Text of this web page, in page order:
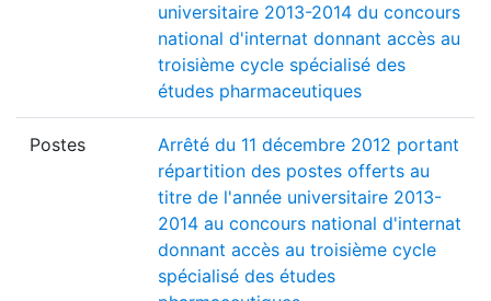
universitaire 2013-2014 du concours
national d'internat donnant accès au
troisième cycle spécialisé des
études pharmaceutiques
Postes
Arrêté du 11 décembre 2012 portant
répartition des postes offerts au
titre de l'année universitaire 2013-
2014 au concours national d'internat
donnant accès au troisième cycle
spécialisé des études